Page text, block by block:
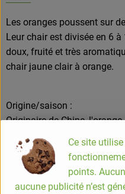
Les oranges poussent sur
Leur chair est divisée en 6
doux, fruité et très
chair jaune clair à orange.
Origine/saison :
Originaire de Chine,
plus répandus sur terre.
Novembre à mai sont les
oranges européennes, de
fournit le fruit frais et riche
Ce site
points.
aucune publicité n’est